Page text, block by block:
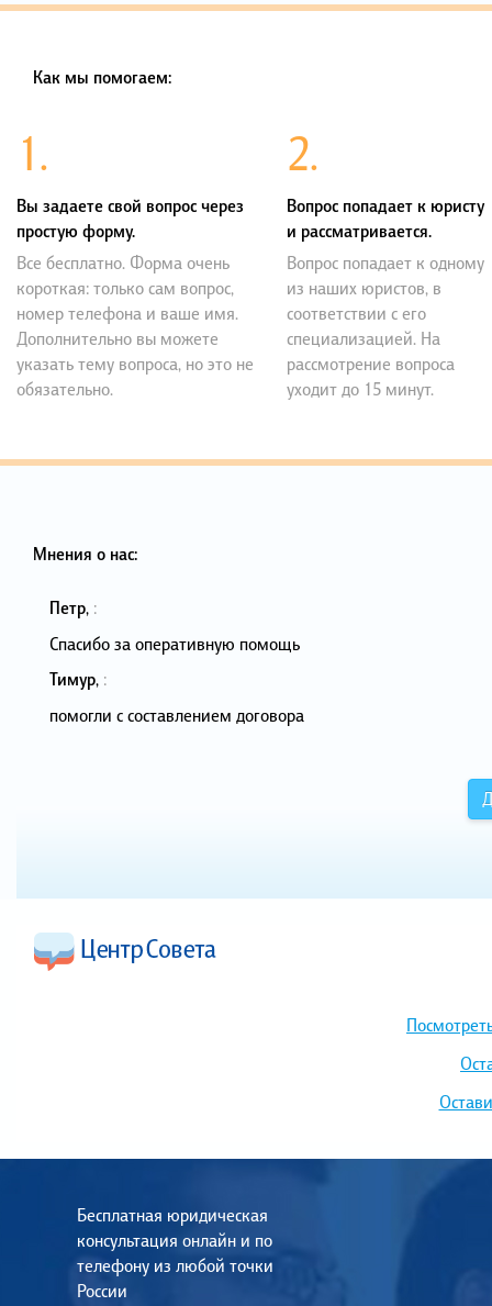
Как мы помогаем:
1.
Вы задаете свой вопрос через
простую форму.
Все бесплатно. Форма очень
короткая: только сам вопрос,
номер телефона и ваше имя.
Дополнительно вы можете
указать тему вопроса, но это не
обязательно.
2.
Вопрос попадает к юристу
и рассматривается.
Вопрос попадает к одному
из наших юристов, в
соответствии с его
специализацией. На
рассмотрение вопроса
уходит до 15 минут.
Мнения о нас:
Петр, :
Спасибо за оперативную помощь
Тимур, :
помогли с составлением договора
Бесплатная юридическая
консультация онлайн и по
телефону из любой точки
России